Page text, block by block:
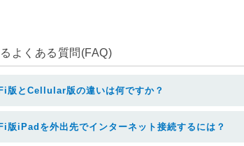
よくある質問(FAQ)
版とCellular版の違いは何ですか？
版iPadを外出先でインターネット接続するには？